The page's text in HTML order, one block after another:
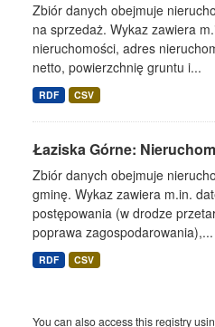
Zbiór danych obejmuje
na sprzedaż. Wykaz zawiera
nieruchomości, adres
netto, powierzchnię gruntu i...
RDF CSV
Łaziska Górne:
Zbiór danych obejmuje
gminę. Wykaz zawiera m.in.
postępowania (w drodze
poprawa zagospodarowania),...
RDF CSV
You can also access this registry